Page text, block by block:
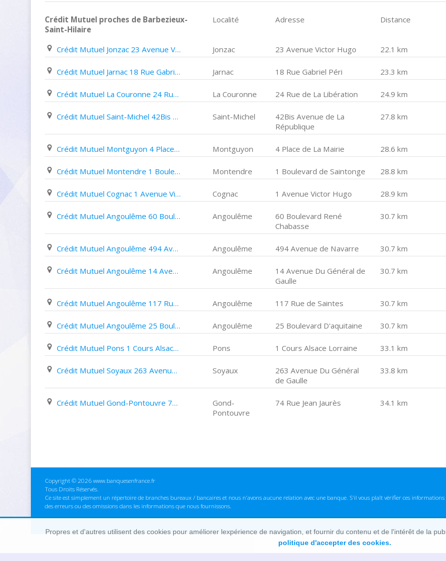
Crédit Mutuel proches de Barbezieux-
Saint-Hilaire
Localité Adresse Distance
Crédit Mutuel Jonzac 23 Avenue Victor Hugo Jonzac 23 Avenue Victor Hugo 22.1 km
Crédit Mutuel Jarnac 18 Rue Gabriel Péri Jarnac 18 Rue Gabriel Péri 23.3 km
Crédit Mutuel La Couronne 24 Rue de La Libération La Couronne 24 Rue de La Libération 24.9 km
Crédit Mutuel Saint-Michel 42Bis Avenue de La République Saint-Michel
42Bis Avenue de La
République
27.8 km
Crédit Mutuel Montguyon 4 Place de La Mairie Montguyon 4 Place de La Mairie 28.6 km
Crédit Mutuel Montendre 1 Boulevard de Saintonge Montendre 1 Boulevard de Saintonge 28.8 km
Crédit Mutuel Cognac 1 Avenue Victor Hugo Cognac 1 Avenue Victor Hugo 28.9 km
Crédit Mutuel Angoulême 60 Boulevard René Chabasse Angoulême
60 Boulevard René
Chabasse
30.7 km
Crédit Mutuel Angoulême 494 Avenue de Navarre Angoulême 494 Avenue de Navarre 30.7 km
Crédit Mutuel Angoulême 14 Avenue Du Général de Gaulle Angoulême
14 Avenue Du Général de
Gaulle
30.7 km
Crédit Mutuel Angoulême 117 Rue de Saintes Angoulême 117 Rue de Saintes 30.7 km
Crédit Mutuel Angoulême 25 Boulevard D'aquitaine Angoulême 25 Boulevard D'aquitaine 30.7 km
Crédit Mutuel Pons 1 Cours Alsace Lorraine Pons 1 Cours Alsace Lorraine 33.1 km
Crédit Mutuel Soyaux 263 Avenue Du Général de Gaulle Soyaux
263 Avenue Du Général
de Gaulle
33.8 km
Crédit Mutuel Gond-Pontouvre 74 Rue Jean Jaurès
Gond-
Pontouvre
74 Rue Jean Jaurès 34.1 km
Copyright © 2026 www.banquesenfrance.fr
Tous Droits Réservés.
Ce site est simplement un répertoire de branches bureaux / bancaires et nous n'avons aucune relation avec une banque. S'il vous plaît vérifier ces
des erreurs ou des omissions dans les informations que nous fournissons.
Propres et d'autres utilisent des cookies pour améliorer lexpérience de navigation, et fournir du contenu et de l'intérêt de la
politique d'accepter des cookies.